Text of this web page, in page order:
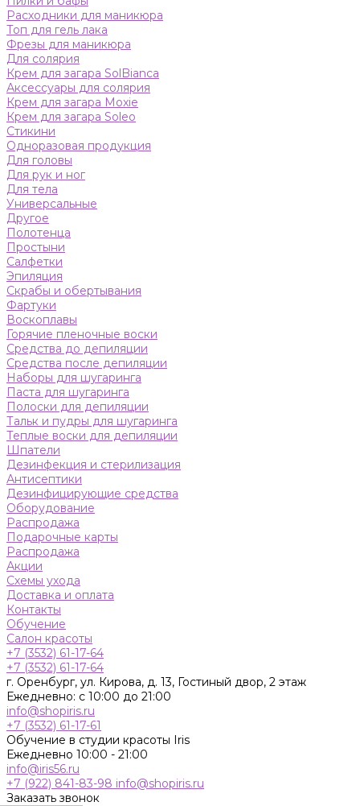
Расходники для маникюра
Топ для гель лака
Фрезы для маникюра
Для солярия
Крем для загара SolBianca
Аксессуары для солярия
Крем для загара Moxie
Крем для загара Soleo
Стикини
Одноразовая продукция
Для головы
Для рук и ног
Для тела
Универсальные
Другое
Полотенца
Простыни
Салфетки
Эпиляция
Скрабы и обертывания
Фартуки
Воскоплавы
Горячие пленочные воски
Средства до депиляции
Средства после депиляции
Наборы для шугаринга
Паста для шугаринга
Полоски для депиляции
Тальк и пудры для шугаринга
Теплые воски для депиляции
Шпатели
Дезинфекция и стерилизация
Антисептики
Дезинфицирующие средства
Оборудование
Распродажа
Подарочные карты
Распродажа
Акции
Схемы ухода
Доставка и оплата
Контакты
Обучение
Салон красоты
+7 (3532) 61-17-64
+7 (3532) 61-17-64
г. Оренбург, ул. Кирова, д. 13, Гостиный двор, 2 этаж
Ежедневно: с 10:00 до 21:00
info@shopiris.ru
+7 (3532) 61-17-61
Обучение в студии красоты Iris
Ежедневно 10:00 - 21:00
info@iris56.ru
+7 (922) 841-83-98 info@shopiris.ru
Заказать звонок